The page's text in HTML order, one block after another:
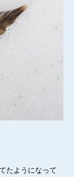
たようになって